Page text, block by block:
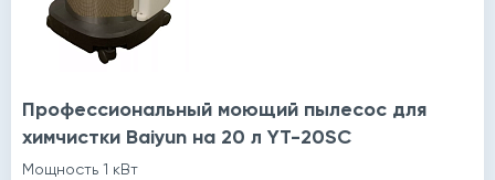
Профессиональный моющий пылесос для
химчистки Baiyun на 20 л YT-20SC
Мощность 1 кВт